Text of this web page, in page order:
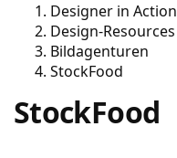
Designer in Action
Design-Resources
Bildagenturen
StockFood
StockFood